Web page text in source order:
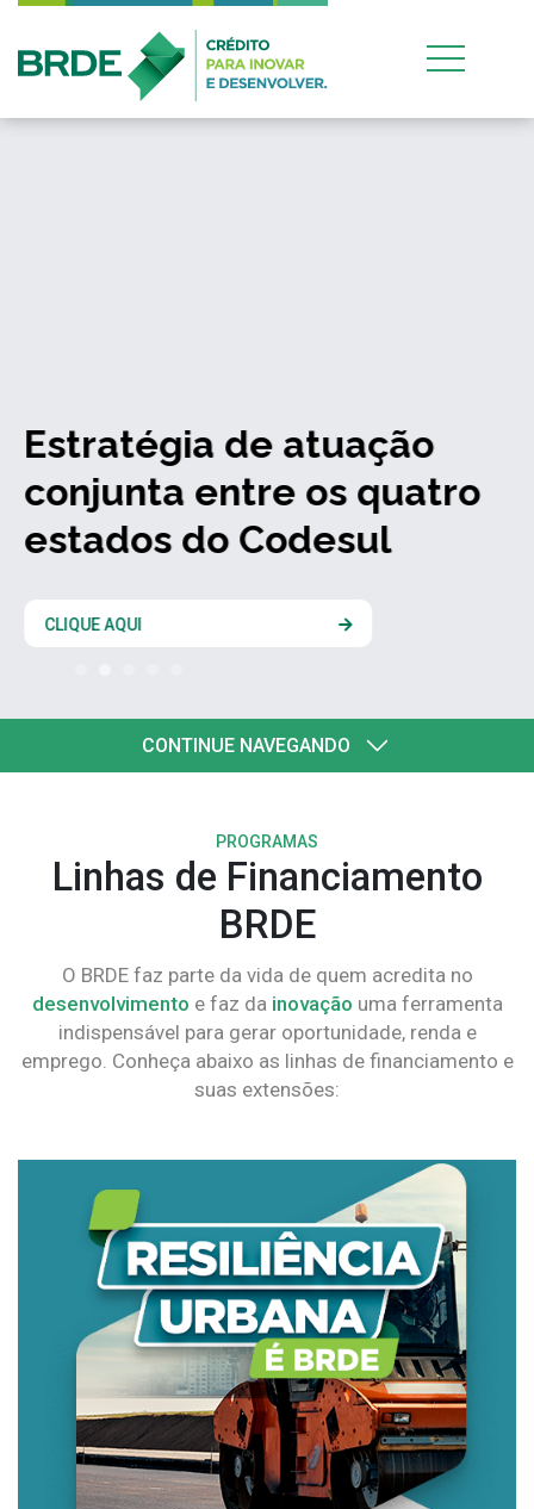
Estratégia de atuação
conjunta entre os quatro
estados do Codesul
CLIQUE AQUI
CONTINUE NAVEGANDO
PROGRAMAS
Linhas de Financiamento
BRDE
O BRDE faz parte da vida de quem acredita no
desenvolvimento e faz da inovação uma ferramenta
indispensável para gerar oportunidade, renda e
emprego. Conheça abaixo as linhas de financiamento e
suas extensões: